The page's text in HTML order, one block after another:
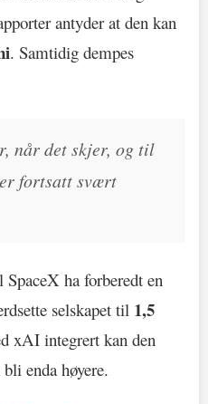
antyder at den kan
. Samtidig dempes
når det skjer, og til
fortsatt svært
ha forberedt en
selskapet til 1,5
xAI integrert kan den
bli enda høyere.